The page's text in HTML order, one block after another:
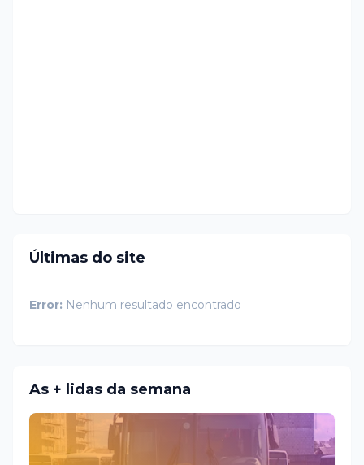
Últimas do site
Error: Nenhum resultado encontrado
As + lidas da semana